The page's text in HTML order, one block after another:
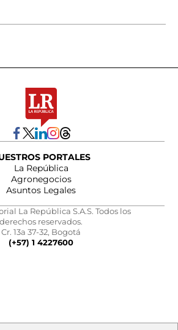
PORTALES
La República
Agronegocios
Asuntos Legales
La República S.A.S. Todos los
derechos reservados.
Cr. 13a 37-32, Bogotá
(+57) 1 4227600